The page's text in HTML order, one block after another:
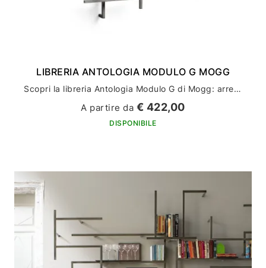
LIBRERIA ANTOLOGIA MODULO G MOGG
Scopri la libreria Antologia Modulo G di Mogg: arredamento casa di design e stile
A partire da € 422,00
DISPONIBILE